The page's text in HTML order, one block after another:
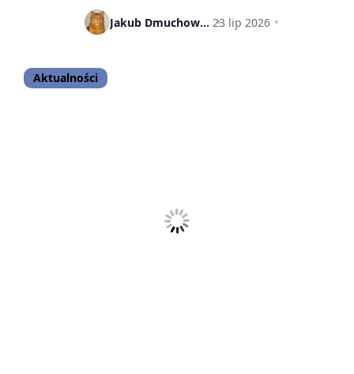
model z nowym układem i większą
Jakub Dmuchowski 23 lip 2026
Aktualności